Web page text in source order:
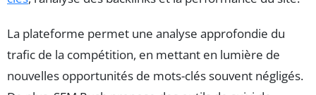
La plateforme permet une analyse approfondie du
trafic de la compétition, en mettant en lumière de
nouvelles opportunités de mots-clés souvent négligés.